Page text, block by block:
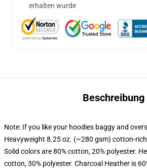
erhalten wurde
Beschreibung
Note: If you like your hoodies baggy and
Heavyweight 8.25 oz. (~280 gsm) cotton-
Solid colors are 80% cotton, 20% polyester.
cotton, 30% polyester. Charcoal Heather is